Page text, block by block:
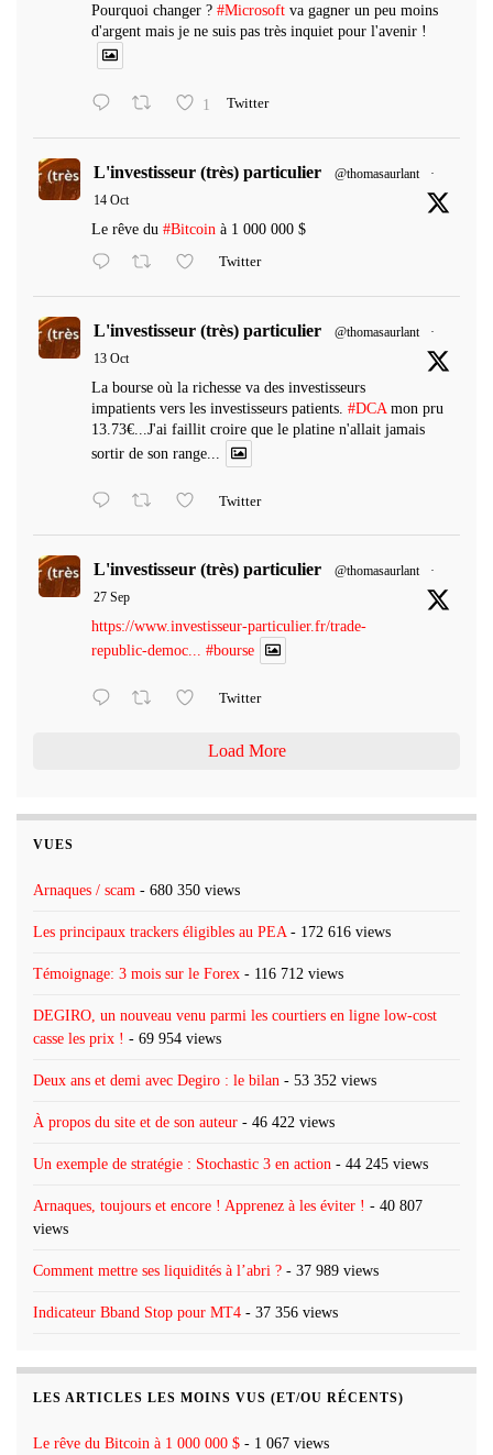
Pourquoi changer ? #Microsoft va gagner un peu moins
d'argent mais je ne suis pas très inquiet pour l'avenir !
1 Twitter
L'investisseur (très) particulier @thomasaurlant
·
14 Oct
Le rêve du #Bitcoin à 1 000 000 $
Twitter
L'investisseur (très) particulier @thomasaurlant
·
13 Oct
La bourse où la richesse va des investisseurs
impatients vers les investisseurs patients. #DCA mon pru
13.73€...J'ai faillit croire que le platine n'allait jamais
sortir de son range...
Twitter
L'investisseur (très) particulier @thomasaurlant
·
27 Sep
https://www.investisseur-particulier.fr/trade-
republic-democ... #bourse
Twitter
Load More
VUES
Arnaques / scam - 680 350 views
Les principaux trackers éligibles au PEA - 172 616 views
Témoignage: 3 mois sur le Forex - 116 712 views
DEGIRO, un nouveau venu parmi les courtiers en ligne low-cost
casse les prix ! - 69 954 views
Deux ans et demi avec Degiro : le bilan - 53 352 views
À propos du site et de son auteur - 46 422 views
Un exemple de stratégie : Stochastic 3 en action - 44 245 views
Arnaques, toujours et encore ! Apprenez à les éviter ! - 40 807
views
Comment mettre ses liquidités à l’abri ? - 37 989 views
Indicateur Bband Stop pour MT4 - 37 356 views
LES ARTICLES LES MOINS VUS (ET/OU RÉCENTS)
Le rêve du Bitcoin à 1 000 000 $ - 1 067 views